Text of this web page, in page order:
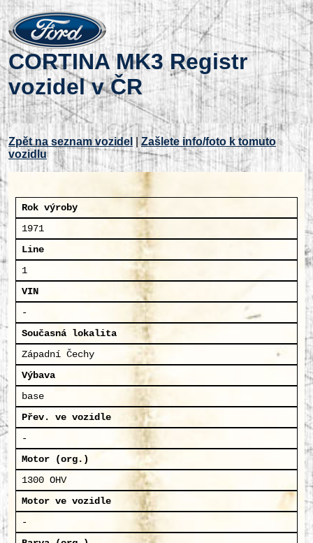
CORTINA MK3 Registr
vozidel v ČR
Zpět na seznam vozidel
Zašlete info/foto k tomuto
vozidlu
Rok výroby
1971
Line
1
VIN
-
Současná lokalita
Západní Čechy
Výbava
base
Přev. ve vozidle
-
Motor (org.)
1300 OHV
Motor ve vozidle
-